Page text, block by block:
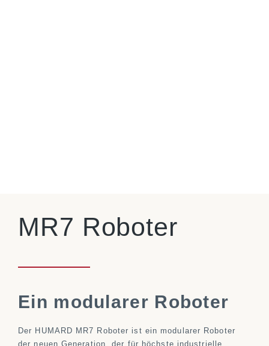
MR7 Roboter
Ein modularer Roboter
Der HUMARD MR7 Roboter ist ein modularer Roboter
der neuen Generation, der für höchste industrielle